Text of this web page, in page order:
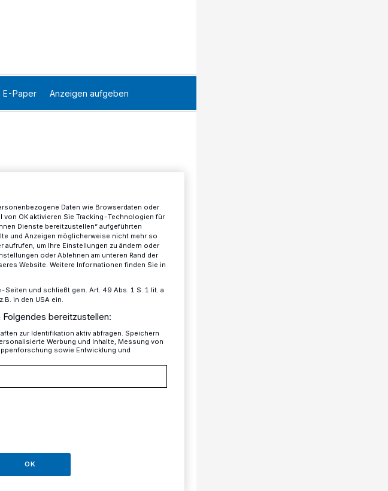
E-Paper Anzeigen aufgeben
das die
zum festen,
Daten wie Browserdaten oder
von OK aktivieren Sie Tracking-Technologien für
Dienste bereitzustellen“ aufgeführten
und Anzeigen möglicherweise nicht mehr so
um Ihre Einstellungen zu ändern oder
oder Ablehnen am unteren Rand der
Website. Weitere Informationen finden Sie in
und schließt gem. Art. 49 Abs. 1 S. 1 lit. a
in den USA ein.
bereitzustellen:
zur Identifikation aktiv abfragen. Speichern
Werbung und Inhalte, Messung von
sowie Entwicklung und
OK